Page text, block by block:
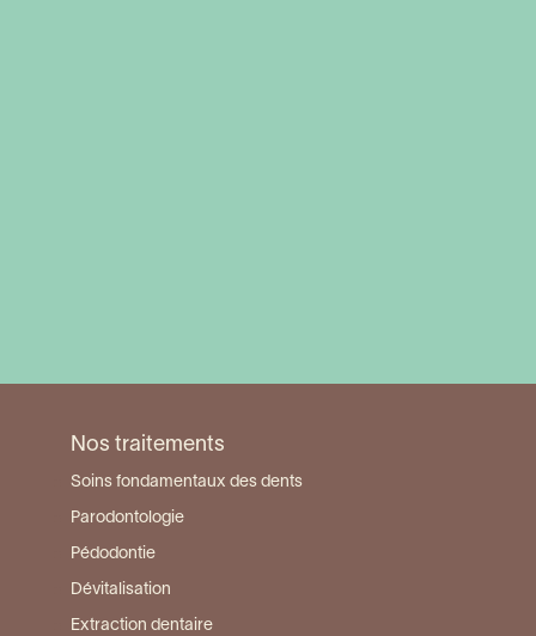
Nos traitements
Soins fondamentaux des dents
Parodontologie
Pédodontie
Dévitalisation
Extraction dentaire